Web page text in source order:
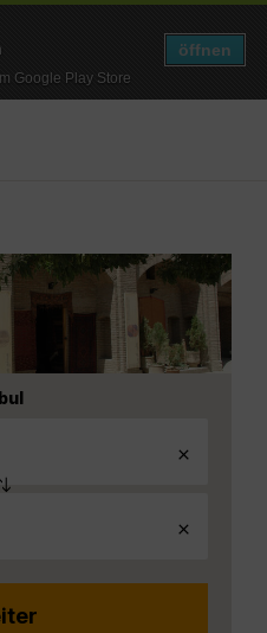
Google Play Store
öffnen